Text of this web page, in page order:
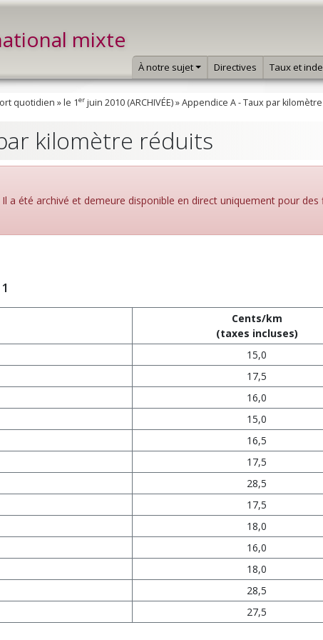
mixte
À notre sujet Directives Taux et
quotidien »le 1er juin 2010 (ARCHIVÉE)»Appendice A - Taux par
kilomètre réduits
a été archivé et demeure disponible en direct uniquement pour des
Cents/km
(taxes incluses)
15,0
17,5
16,0
15,0
16,5
17,5
28,5
17,5
18,0
16,0
18,0
28,5
27,5